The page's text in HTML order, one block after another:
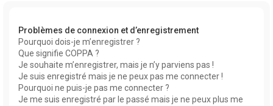
Problèmes de connexion et d’enregistrement
Pourquoi dois-je m’enregistrer ?
Que signifie COPPA ?
Je souhaite m’enregistrer, mais je n’y parviens pas !
Je suis enregistré mais je ne peux pas me connecter !
Pourquoi ne puis-je pas me connecter ?
Je me suis enregistré par le passé mais je ne peux plus me